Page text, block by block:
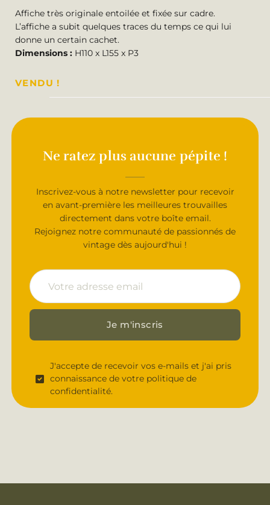
Affiche très originale entoilée et fixée sur cadre.
L’affiche a subit quelques traces du temps ce qui lui
donne un certain cachet.
Dimensions : H110 x L155 x P3
VENDU !
Ne ratez plus aucune pépite !
Inscrivez-vous à notre newsletter pour recevoir
en avant-première les meilleures trouvailles
directement dans votre boîte email.
Rejoignez notre communauté de passionnés de
vintage dès aujourd'hui !
J'accepte de recevoir vos e-mails et j'ai pris
connaissance de votre politique de
confidentialité.
Je m'inscris